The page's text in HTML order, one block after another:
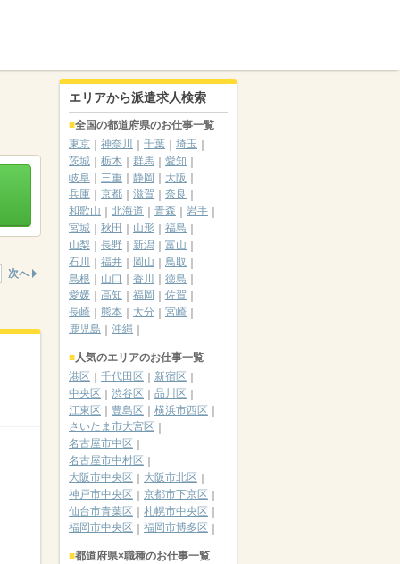
次へ
エリアから派遣求人検索
全国の都道府県のお仕事一覧
東京
神奈川 千葉
埼玉
茨城
栃木 群馬
愛知
岐阜
三重 静岡
大阪
兵庫
京都 滋賀
奈良
和歌山
北海道 青森
岩手
宮城
秋田 山形
福島
山梨
長野 新潟
富山
石川
福井 岡山
鳥取
島根
山口 香川
徳島
愛媛
高知 福岡
佐賀
長崎
熊本 大分
宮崎
鹿児島
沖縄
人気のエリアのお仕事一覧
港区
千代田区
新宿区
中央区
渋谷区
品川区
江東区
豊島区
横浜市西区
さいたま市大宮区
名古屋市中区
名古屋市中村区
大阪市中央区
大阪市北区
神戸市中央区
京都市下京区
仙台市青葉区
札幌市中央区
福岡市中央区
福岡市博多区
都道府県×職種のお仕事一覧